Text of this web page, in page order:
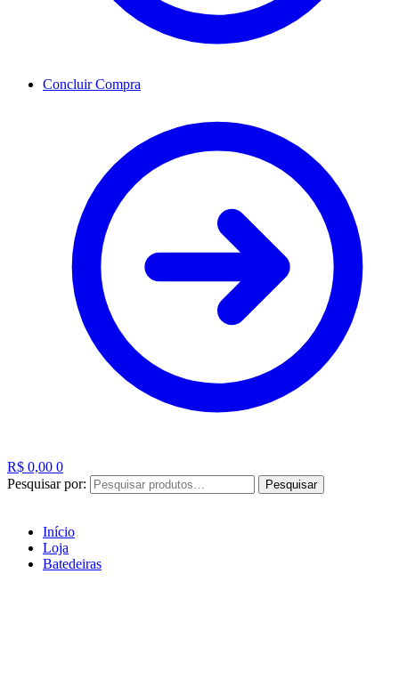
Concluir Compra
R$ 0,00 0
Pesquisar por:
Pesquisar
Início
Loja
Batedeiras